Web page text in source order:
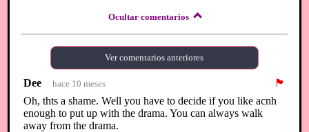
Ocultar comentarios
Ver comentarios anteriores
Dee hace 10 meses
🏴
Oh, thts a shame. Well you have to decide if you like acnh
enough to put up with the drama. You can always walk
away from the drama.